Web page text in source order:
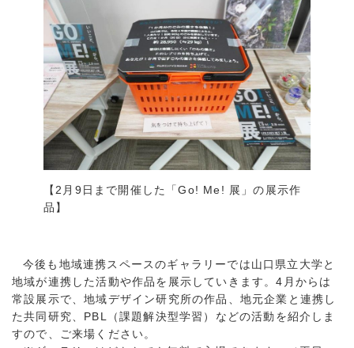
【2月9日まで開催した「Go! Me! 展」の展示作
品】
今後も地域連携スペースのギャラリーでは山口県立大学と
地域が連携した活動や作品を展示していきます。4月からは
常設展示で、地域デザイン研究所の作品、地元企業と連携し
た共同研究、PBL（課題解決型学習）などの活動を紹介しま
すので、ご来場ください。